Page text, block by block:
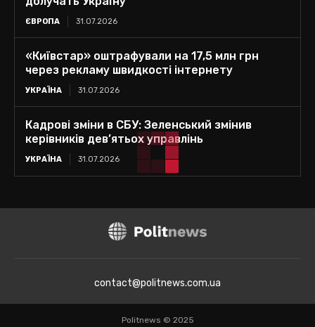
ЄВРОПА 31.07.2026
«Київстар» оштрафували на 17,5 млн грн
через рекламу швидкості інтернету
УКРАЇНА 31.07.2026
Кадрові зміни в СБУ: Зеленський змінив
керівників дев’ятьох управлінь
УКРАЇНА 31.07.2026
contact@politnews.com.ua
Politnews © 2025